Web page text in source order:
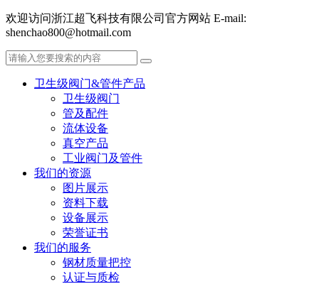
欢迎访问浙江超飞科技有限公司官方网站 E-mail:
shenchao800@hotmail.com
卫生级阀门&管件产品
卫生级阀门
管及配件
流体设备
真空产品
工业阀门及管件
我们的资源
图片展示
资料下载
设备展示
荣誉证书
我们的服务
钢材质量把控
认证与质检